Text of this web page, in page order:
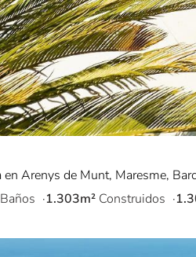
en Arenys de Munt, Maresme,
Baños 1.303m² Construidos